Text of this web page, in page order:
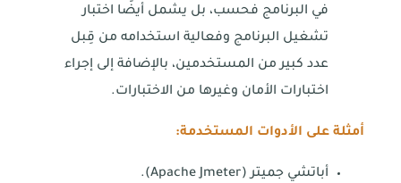
في البرنامج فحسب، بل يشمل أيضًا اختبار
تشغيل البرنامج وفعالية استخدامه من قِبل
عدد كبير من المستخدمين، بالإضافة إلى إجراء
اختبارات الأمان وغيرها من الاختبارات.
أمثلة على الأدوات المستخدمة:
أباتشي جميتر (Apache Jmeter).